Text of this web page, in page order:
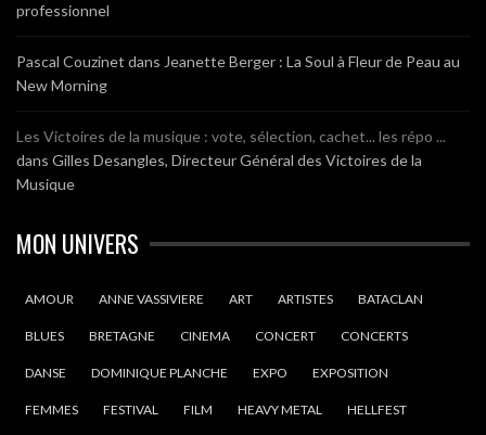
professionnel
Pascal Couzinet dans Jeanette Berger : La Soul à Fleur de Peau au
New Morning
Les Victoires de la musique : vote, sélection, cachet... les répo ...
dans Gilles Desangles, Directeur Général des Victoires de la
Musique
MON UNIVERS
AMOUR ANNE VASSIVIERE ART ARTISTES BATACLAN
BLUES BRETAGNE CINEMA CONCERT CONCERTS
DANSE DOMINIQUE PLANCHE EXPO EXPOSITION
FEMMES FESTIVAL FILM HEAVY METAL HELLFEST